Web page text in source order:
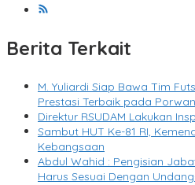
Berita Terkait
M. Yuliardi Siap Bawa Tim
Prestasi Terbaik pada
Direktur RSUDAM Lakukan
Sambut HUT Ke-81 RI,
Kebangsaan
Abdul Wahid : Pengisian
Harus Sesuai Dengan